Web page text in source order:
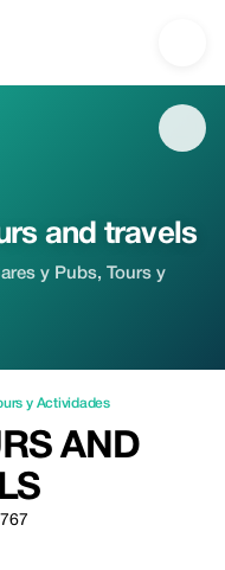
| Up to 100% off |
and travels
y Pubs, Tours y
y Actividades
AND